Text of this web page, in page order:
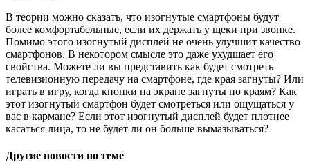
В теории можно сказать, что изогнутые смартфоны будут
более комфортабельные, если их держать у щеки при звонке.
Помимо этого изогнутый дисплей не очень улучшит качество
смартфонов. В некотором смысле это даже ухудшает его
свойства. Можете ли вы представить как будет смотреть
телевизионную передачу на смартфоне, где края загнуты? Или
играть в игру, когда кнопки на экране загнуты по краям? Как
этот изогнутый смартфон будет смотреться или ощущаться у
вас в кармане? Если этот изогнутый дисплей будет плотнее
касаться лица, то не будет ли он больше вымазываться?
Другие новости по теме